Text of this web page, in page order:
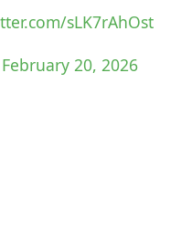
sLK7rAhOst
February 20, 2026